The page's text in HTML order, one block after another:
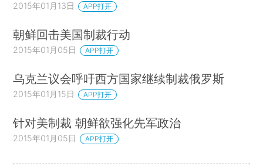
2015年01月13日 APP打开
朝鲜回击美国制裁行动
2015年01月05日 APP打开
乌克兰议会呼吁西方国家继续制裁俄罗斯
2015年01月15日 APP打开
针对美制裁 朝鲜欲强化先军政治
2015年01月05日 APP打开